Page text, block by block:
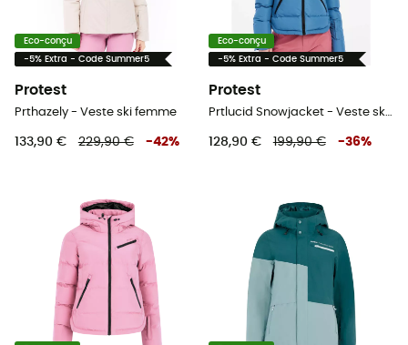
Eco-conçu
-5% Extra - Code Summer5
Protest
Prthazely - Veste ski femme
133,90 € 229,90 € -42%
Eco-conçu
-5% Extra - Code Summer5
Protest
Prtlucid Snowjacket - Veste ski femme
128,90 € 199,90 € -36%